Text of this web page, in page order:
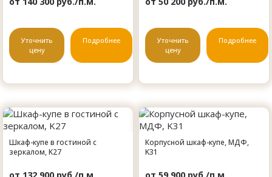
Уточнить
цену
Подробнее
Уточнить
цену
Подробнее
Шкаф-купе в гостиной с
зеркалом, K27
Корпусной шкаф-купе, МДФ,
K31